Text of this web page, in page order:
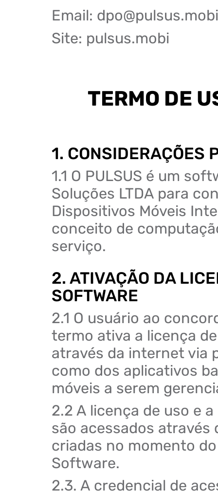
Email: dpo@pulsus.mobi
Site: pulsus.mobi
TERMO DE
1. CONSIDERAÇÕES
1.1 O PULSUS é um
Soluções LTDA para
Dispositivos Móveis
conceito de
serviço.
2. ATIVAÇÃO DA
SOFTWARE
2.1 O usuário ao
termo ativa a licença
através da internet via
como dos aplicativos
móveis a serem
2.2 A licença de uso e
são acessados através
criadas no momento
Software.
2.3. A credencial de